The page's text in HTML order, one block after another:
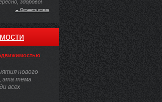
здорово!
→ Оставить отзыв
нового
эта тема
всех